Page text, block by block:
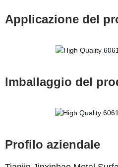
Applicazione del
Imballaggio del
Profilo aziendale